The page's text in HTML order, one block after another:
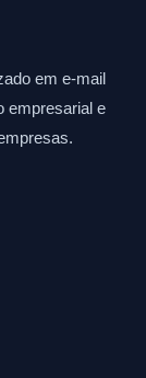
em e-mail
empresarial e